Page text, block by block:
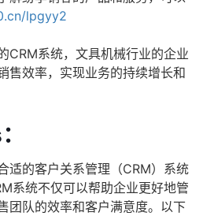
lpgyy2
CRM系统，文具机械行业的企业
售效率，实现业务的持续增长和
适的客户关系管理（CRM）系统
系统不仅可以帮助企业更好地管
团队的效率和客户满意度。以下